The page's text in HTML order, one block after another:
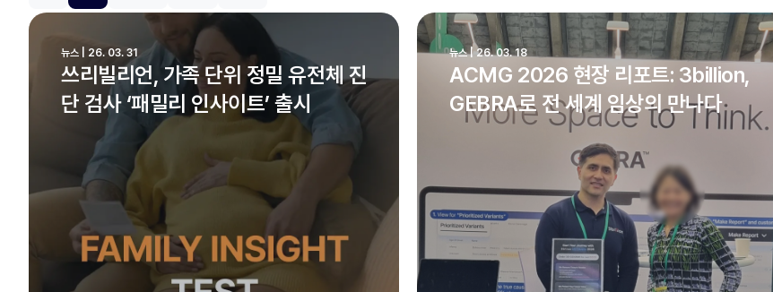
쓰리빌리언, 가족 단위 정밀 유전체 진
단 검사 ‘패밀리 인사이트’ 출시
뉴스 | 26. 03. 31
ACMG 2026 현장 리포트: 3billion,
GEBRA로 전 세계 임상의 만나다
뉴스 | 26. 03. 18